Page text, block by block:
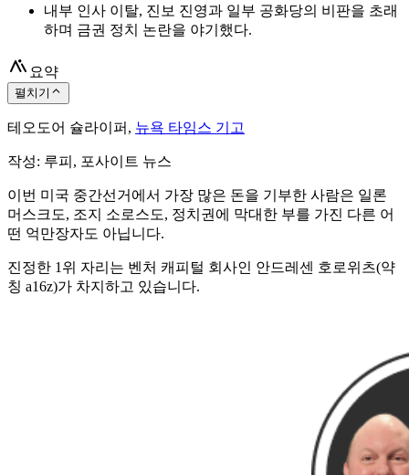
내부 인사 이탈, 진보 진영과 일부 공화당의 비판을 초래
하며 금권 정치 논란을 야기했다.
요약
펼치기
테오도어 슐라이퍼, 뉴욕 타임스 기고
작성: 루피, 포사이트 뉴스
이번 미국 중간선거에서 가장 많은 돈을 기부한 사람은 일론
머스크도, 조지 소로스도, 정치권에 막대한 부를 가진 다른 어
떤 억만장자도 아닙니다.
진정한 1위 자리는 벤처 캐피털 회사인 안드레센 호로위츠(약
칭 a16z)가 차지하고 있습니다.